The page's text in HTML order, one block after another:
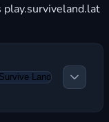
play.surviveland.lat